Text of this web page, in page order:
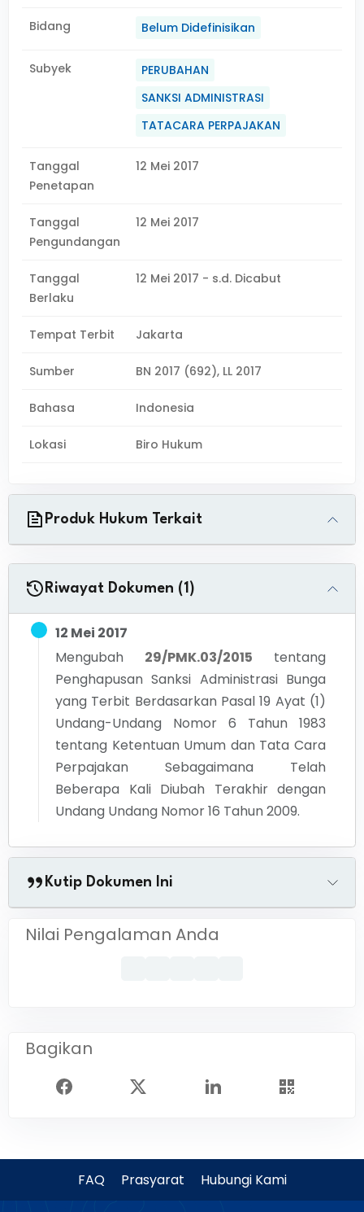
Bidang Belum Didefinisikan
Subyek
PERUBAHAN
SANKSI ADMINISTRASI
TATACARA PERPAJAKAN
Tanggal
Penetapan
12 Mei 2017
Tanggal
Pengundangan
12 Mei 2017
Tanggal
Berlaku
12 Mei 2017 - s.d. Dicabut
Tempat Terbit Jakarta
Sumber BN 2017 (692), LL 2017
Bahasa Indonesia
Lokasi Biro Hukum
Produk Hukum Terkait
Riwayat Dokumen (1)
12 Mei 2017
Mengubah
29/PMK.03/2015
tentang
Penghapusan Sanksi Administrasi Bunga
yang Terbit Berdasarkan Pasal 19 Ayat (1)
Undang-Undang Nomor 6 Tahun 1983
tentang Ketentuan Umum dan Tata Cara
Perpajakan Sebagaimana Telah
Beberapa Kali Diubah Terakhir dengan
Undang Undang Nomor 16 Tahun 2009.
Kutip Dokumen Ini
Nilai Pengalaman Anda
Bagikan
FAQ Prasyarat Hubungi Kami